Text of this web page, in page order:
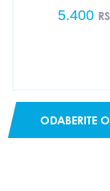
5.400
ODABERITE